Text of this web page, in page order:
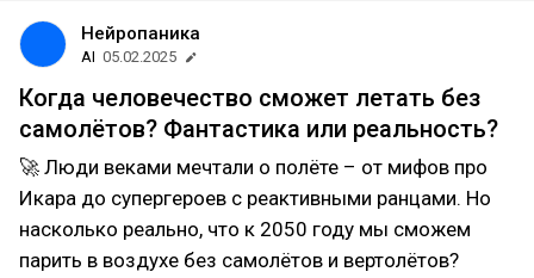
Нейропаника
AI 05.02.2025
Когда человечество сможет летать без
самолётов? Фантастика или реальность?
🚀 Люди веками мечтали о полёте – от мифов про
Икара до супергероев с реактивными ранцами. Но
насколько реально, что к 2050 году мы сможем
парить в воздухе без самолётов и вертолётов?